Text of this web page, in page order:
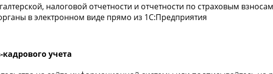
налоговой отчетности и отчетности по страховым
в электронном виде прямо из 1С:Предприятия
учета